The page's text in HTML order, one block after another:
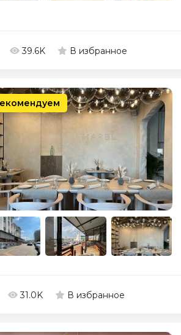
39.6K В избранное
31.0K В избранное